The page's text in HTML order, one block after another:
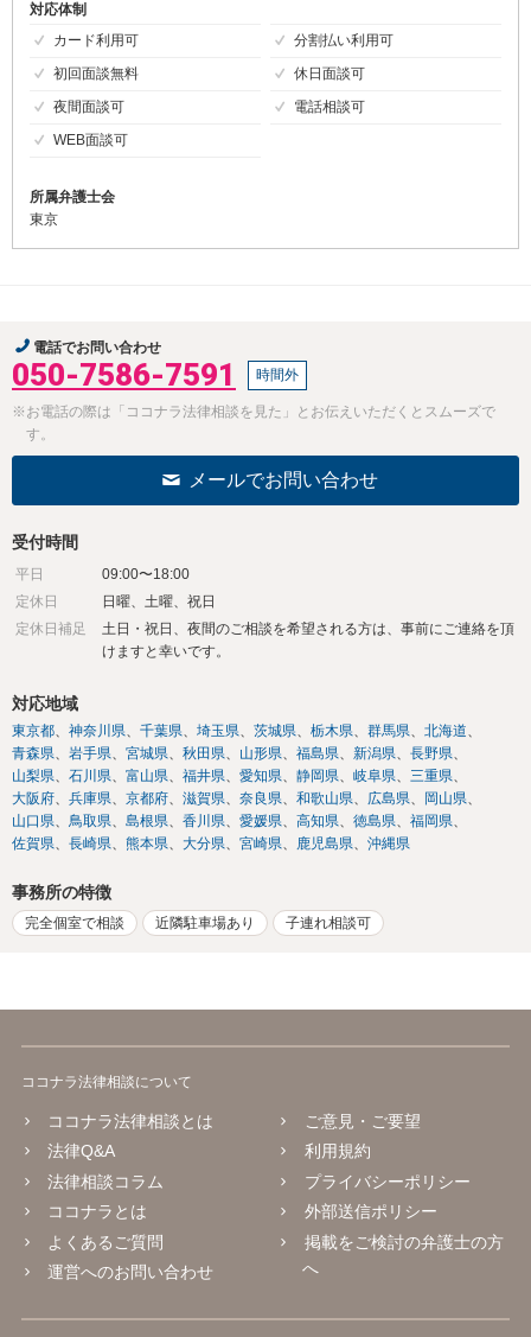
対応体制
カード利用可
分割払い利用可
初回面談無料
休日面談可
夜間面談可
電話相談可
WEB面談可
所属弁護士会
東京
電話でお問い合わせ
050-7586-7591 時間外
※お電話の際は「ココナラ法律相談を見た」とお伝えいただくとスムーズで
す。
メールでお問い合わせ
受付時間
平日
09:00〜18:00
定休日
日曜、土曜、祝日
定休日補足
土日・祝日、夜間のご相談を希望される方は、事前にご連絡を頂
けますと幸いです。
対応地域
東京都 神奈川県 千葉県 埼玉県 茨城県 栃木県 群馬県
北海道
青森県
岩手県 宮城県 秋田県 山形県 福島県 新潟県
長野県
山梨県
石川県 富山県 福井県 愛知県 静岡県 岐阜県
三重県
大阪府
兵庫県 京都府 滋賀県 奈良県 和歌山県 広島県
岡山県
山口県
鳥取県 島根県 香川県 愛媛県 高知県 徳島県
福岡県
佐賀県
長崎県 熊本県 大分県 宮崎県 鹿児島県 沖縄県
事務所の特徴
完全個室で相談 近隣駐車場あり 子連れ相談可
ココナラ法律相談について
ココナラ法律相談とは
法律Q&A
法律相談コラム
ココナラとは
よくあるご質問
運営へのお問い合わせ
ご意見・ご要望
利用規約
プライバシーポリシー
外部送信ポリシー
掲載をご検討の弁護士の方
へ